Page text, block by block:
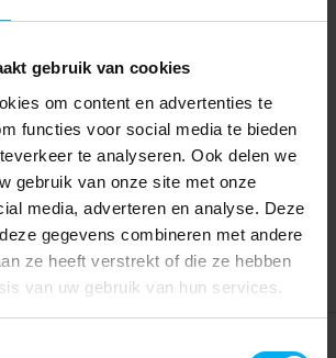
gebruik van cookies
om content en advertenties te
functies voor social media te bieden
te analyseren. Ook delen we
gebruik van onze site met onze
media, adverteren en analyse. Deze
gegevens combineren met andere
ze heeft verstrekt of die ze hebben
van uw gebruik van hun services.